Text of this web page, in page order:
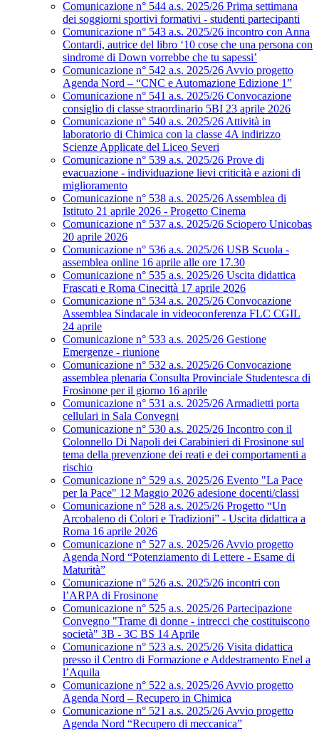
Comunicazione n° 544 a.s. 2025/26 Prima settimana
dei soggiorni sportivi formativi - studenti partecipanti
Comunicazione n° 543 a.s. 2025/26 incontro con Anna
Contardi, autrice del libro ‘10 cose che una persona con
sindrome di Down vorrebbe che tu sapessi’
Comunicazione n° 542 a.s. 2025/26 Avvio progetto
Agenda Nord – “CNC e Automazione Edizione 1”
Comunicazione n° 541 a.s. 2025/26 Convocazione
consiglio di classe straordinario 5BI 23 aprile 2026
Comunicazione n° 540 a.s. 2025/26 Attività in
laboratorio di Chimica con la classe 4A indirizzo
Scienze Applicate del Liceo Severi
Comunicazione n° 539 a.s. 2025/26 Prove di
evacuazione - individuazione lievi criticità e azioni di
miglioramento
Comunicazione n° 538 a.s. 2025/26 Assemblea di
Istituto 21 aprile 2026 - Progetto Cinema
Comunicazione n° 537 a.s. 2025/26 Sciopero Unicobas
20 aprile 2026
Comunicazione n° 536 a.s. 2025/26 USB Scuola -
assemblea online 16 aprile alle ore 17.30
Comunicazione n° 535 a.s. 2025/26 Uscita didattica
Frascati e Roma Cinecittà 17 aprile 2026
Comunicazione n° 534 a.s. 2025/26 Convocazione
Assemblea Sindacale in videoconferenza FLC CGIL
24 aprile
Comunicazione n° 533 a.s. 2025/26 Gestione
Emergenze - riunione
Comunicazione n° 532 a.s. 2025/26 Convocazione
assemblea plenaria Consulta Provinciale Studentesca di
Frosinone per il giorno 16 aprile
Comunicazione n° 531 a.s. 2025/26 Armadietti porta
cellulari in Sala Convegni
Comunicazione n° 530 a.s. 2025/26 Incontro con il
Colonnello Di Napoli dei Carabinieri di Frosinone sul
tema della prevenzione dei reati e dei comportamenti a
rischio
Comunicazione n° 529 a.s. 2025/26 Evento "La Pace
per la Pace" 12 Maggio 2026 adesione docenti/classi
Comunicazione n° 528 a.s. 2025/26 Progetto “Un
Arcobaleno di Colori e Tradizioni” - Uscita didattica a
Roma 16 aprile 2026
Comunicazione n° 527 a.s. 2025/26 Avvio progetto
Agenda Nord “Potenziamento di Lettere - Esame di
Maturità”
Comunicazione n° 526 a.s. 2025/26 incontri con
l’ARPA di Frosinone
Comunicazione n° 525 a.s. 2025/26 Partecipazione
Convegno "Trame di donne - intrecci che costituiscono
società" 3B - 3C BS 14 Aprile
Comunicazione n° 523 a.s. 2025/26 Visita didattica
presso il Centro di Formazione e Addestramento Enel a
l’Aquila
Comunicazione n° 522 a.s. 2025/26 Avvio progetto
Agenda Nord – Recupero in Chimica
Comunicazione n° 521 a.s. 2025/26 Avvio progetto
Agenda Nord “Recupero di meccanica”